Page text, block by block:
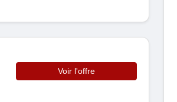
Voir l'offre